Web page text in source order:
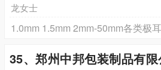
龙女士
35、郑州中邦包装制品有限